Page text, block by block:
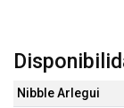
Nibble Arlegui